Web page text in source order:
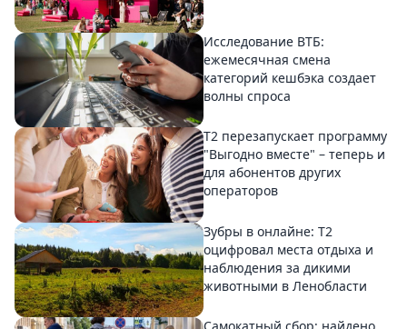
Исследование ВТБ:
ежемесячная смена
категорий кешбэка создает
волны спроса
Т2 перезапускает программу
"Выгодно вместе" – теперь и
для абонентов других
операторов
Зубры в онлайне: Т2
оцифровал места отдыха и
наблюдения за дикими
животными в Ленобласти